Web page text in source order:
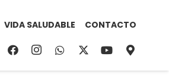
VIDA SALUDABLE CONTACTO